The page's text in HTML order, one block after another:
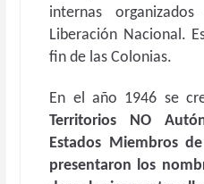
internas
Liberación Nacional.
fin de las Colonias.
En el año 1946 se
Territorios NO
Estados Miembros
presentaron los